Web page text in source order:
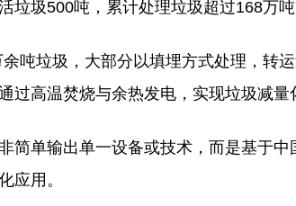
垃圾500吨，累计处理垃圾超过168万
吨垃圾，大部分以填埋方式处理，转
过高温焚烧与余热发电，实现垃圾减量
简单输出单一设备或技术，而是基于
应用。